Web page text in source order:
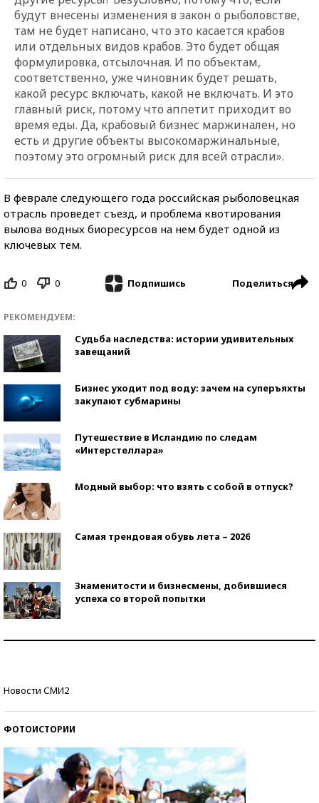
будут внесены изменения в закон о рыболовстве,
там не будет написано, что это касается крабов
или отдельных видов крабов. Это будет общая
формулировка, отсылочная. И по объектам,
соответственно, уже чиновник будет решать,
какой ресурс включать, какой не включать. И это
главный риск, потому что аппетит приходит во
время еды. Да, крабовый бизнес маржинален, но
есть и другие объекты высокомаржинальные,
поэтому это огромный риск для всей отрасли».
В феврале следующего года российская рыболовецкая
отрасль проведет съезд, и проблема квотирования
вылова водных биоресурсов на нем будет одной из
ключевых тем.
0 0 Подпишись Поделиться
РЕКОМЕНДУЕМ:
Судьба наследства: истории удивительных
завещаний
Бизнес уходит под воду: зачем на суперъяхты
закупают субмарины
Путешествие в Исландию по следам
«Интерстеллара»
Модный выбор: что взять с собой в отпуск?
Самая трендовая обувь лета – 2026
Знаменитости и бизнесмены, добившиеся
успеха со второй попытки
Новости СМИ2
ФОТОИСТОРИИ